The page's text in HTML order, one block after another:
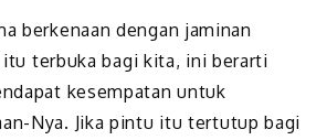
berkenaan dengan jaminan
terbuka bagi kita, ini berarti
kesempatan untuk
Nya. Jika pintu itu tertutup bagi